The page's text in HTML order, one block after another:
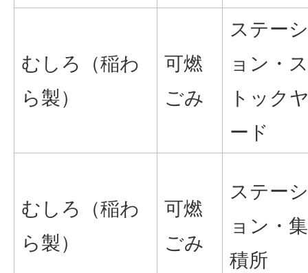
むしろ（稲わ
ら製）
可燃
ごみ
ステーシ
ョン・ス
トック
ード
むしろ（稲わ
ら製）
可燃
ごみ
ステーシ
ョン・集
積所